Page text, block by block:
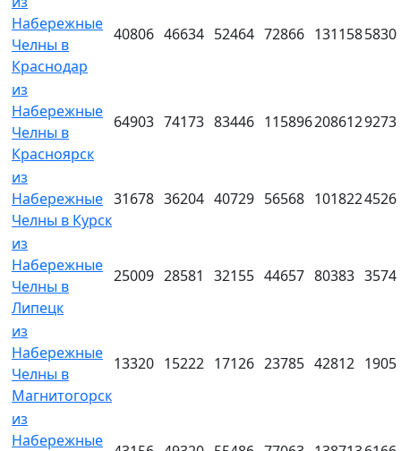
Набережные
Челны в
Краснодар
40806 46634 52464 72866 1311585830
из
Набережные
Челны в
Красноярск
64903 74173 83446 1158962086129273
из
Набережные
Челны в Курск
31678 36204 40729 56568 1018224526
из
Набережные
Челны в
Липецк
25009 28581 32155 44657 80383 3574
из
Набережные
Челны в
Магнитогорск
13320 15222 17126 23785 42812 1905
из
Набережные